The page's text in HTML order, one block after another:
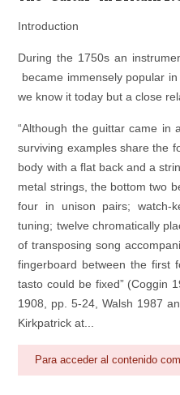
Área personal
Introduction
During the 1750s an
became immensely popular
we know it today but a close
“Although the guittar came in
surviving examples share the
body with a flat back and a
metal strings, the bottom two
four in unison pairs; watch-
tuning; twelve chromatically
of transposing song
fingerboard between the first
tasto could be fixed” (Coggin
1908, pp. 5-24, Walsh 1987
Kirkpatrick at...
Para acceder al contenido